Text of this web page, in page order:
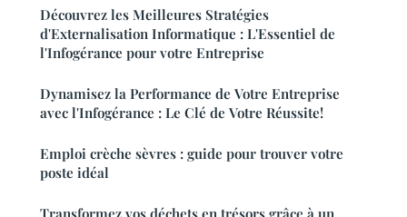
Découvrez les Meilleures Stratégies
d'Externalisation Informatique : L'Essentiel de
l'Infogérance pour votre Entreprise
Dynamisez la Performance de Votre Entreprise
avec l'Infogérance : Le Clé de Votre Réussite!
Emploi crèche sèvres : guide pour trouver votre
poste idéal
Transformez vos déchets en trésors grâce à un